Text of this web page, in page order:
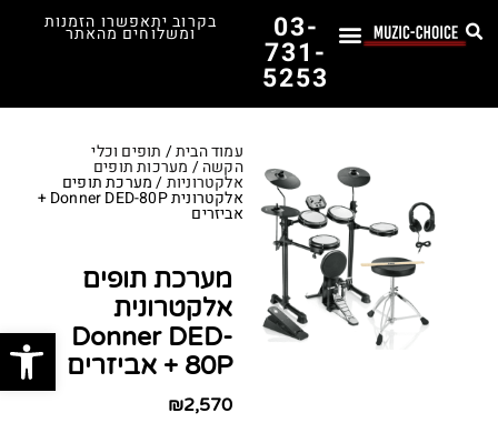
03-
731-
5253
בקרוב יתאפשרו הזמנות
ומשלוחים מהאתר
עמוד הבית/ תופים וכלי
הקשה/ מערכות תופים
אלקטרוניות/ מערכת תופים
אלקטרונית Donner DED-80P +
אביזרים
מערכת תופים
אלקטרונית
Donner DED-
80P + אביזרים
₪2,570
פתח